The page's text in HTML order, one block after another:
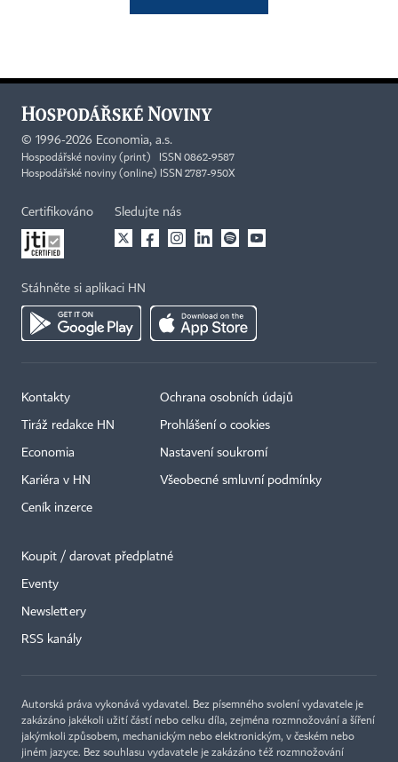
© 1996-2026 Economia, a.s.
Hospodářské noviny (print) ISSN 0862-9587
Hospodářské noviny (online) ISSN 2787-950X
Certifikováno Sledujte nás
Stáhněte si aplikaci HN
Kontakty
Tiráž redakce HN
Economia
Kariéra v HN
Ceník inzerce
Ochrana osobních údajů
Prohlášení o cookies
Nastavení soukromí
Všeobecné smluvní podmínky
Koupit / darovat předplatné
Eventy
Newslettery
RSS kanály
Autorská práva vykonává vydavatel. Bez písemného svolení vydavatele je
zakázáno jakékoli užití částí nebo celku díla, zejména rozmnožování a šíření
jakýmkoli způsobem, mechanickým nebo elektronickým, v českém nebo
jiném jazyce. Bez souhlasu vydavatele je zakázáno též rozmnožování